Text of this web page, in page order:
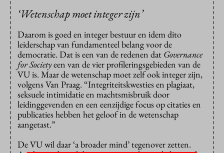
‘Wetenschap moet integer zijn’
Daarom is goed en integer bestuur en idem dito
leiderschap van fundamenteel belang voor de
democratie. Dat is een van de redenen dat Governance
for Societyeen van de vier profileringsgebieden van de
VU is. Maar de wetenschap moet zelf ook integer zijn,
volgens Van Praag. “Integriteitskwesties en plagiaat,
seksuele intimidatie en machtsmisbruik door
leidinggevenden en een eenzijdige focus op citaties en
publicaties hebben het geloof in de wetenschap
aangetast.”
De VU wil daar ‘a broader mind’ tegenover zetten.